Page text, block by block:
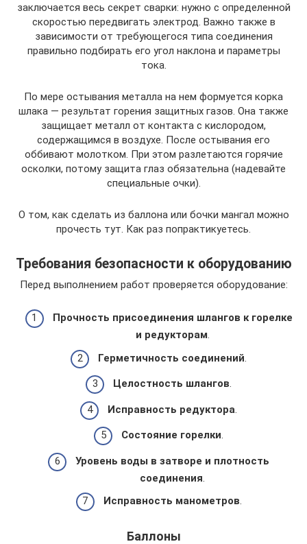
заключается весь секрет сварки: нужно с определенной
скоростью передвигать электрод. Важно также в
зависимости от требующегося типа соединения
правильно подбирать его угол наклона и параметры
тока.
По мере остывания металла на нем формуется корка
шлака — результат горения защитных газов. Она также
защищает металл от контакта с кислородом,
содержащимся в воздухе. После остывания его
оббивают молотком. При этом разлетаются горячие
осколки, потому защита глаз обязательна (надевайте
специальные очки).
О том, как сделать из баллона или бочки мангал можно
прочесть тут. Как раз попрактикуетесь.
Требования безопасности к оборудованию
Перед выполнением работ проверяется оборудование:
Прочность присоединения шлангов к горелке
и редукторам.
Герметичность соединений
Целостность шлангов.
Исправность редуктора
Состояние горелки.
Уровень воды в затворе и плотность
соединения
Исправность манометров.
Баллоны